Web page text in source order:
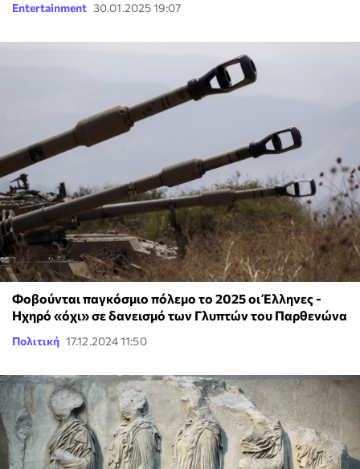
Entertainment 30.01.2025 19:07
Φοβούνται παγκόσμιο πόλεμο το 2025 οι Έλληνες -
Ηχηρό «όχι» σε δανεισμό των Γλυπτών του Παρθενώνα
Πολιτική 17.12.2024 11:50